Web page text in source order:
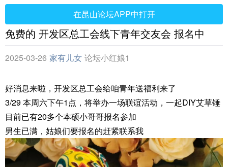
在昆山论坛APP中打开
免费的 开发区总工会线下青年交友会 报名中
2025-03-26 家有儿女 论坛小红娘1
好消息来啦，开发区总工会给咱青年送福利来了
3/29 本周六下午1点，将举办一场联谊活动，一起DIY艾草锤
目前已有20多个本硕小哥哥报名参加
男生已满，姑娘们要报名的赶紧联系我